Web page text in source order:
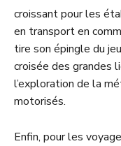
croissant pour les
en transport en
tire son épingle du
croisée des grandes
l’exploration de la
motorisés.
Enfin, pour les